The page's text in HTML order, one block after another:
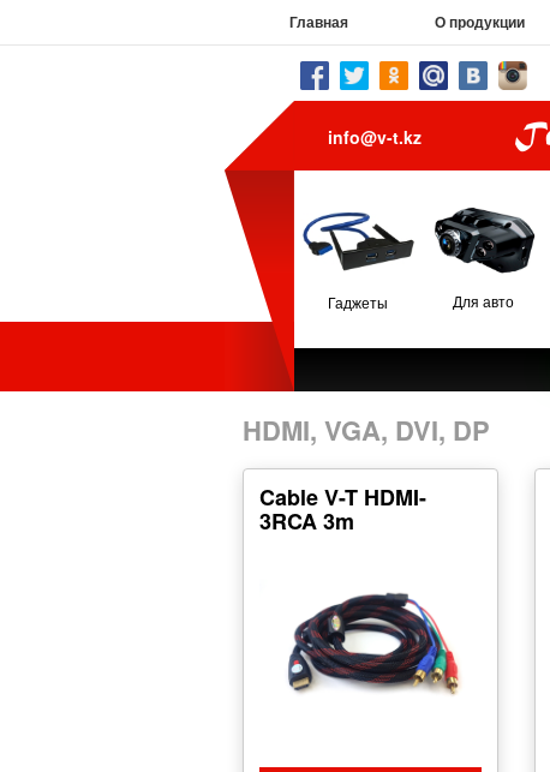
Главная О продукции
info@v-t.kz
Гаджеты Для авто
HDMI, VGA, DVI, DP
Cable V-T HDMI-
3RCA 3m